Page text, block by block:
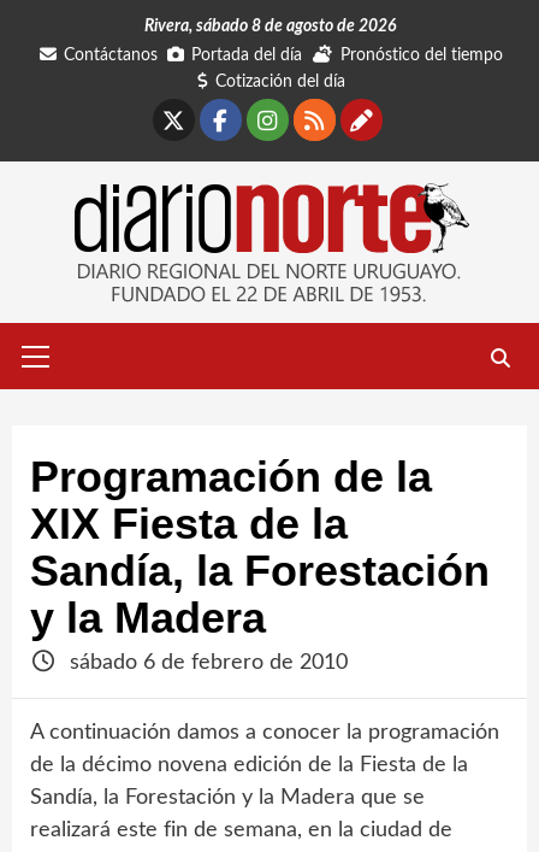
Rivera, sábado 8 de agosto de 2026
Contáctanos
Portada del día
Pronóstico del tiempo
Cotización del día
Facebook
Instagram
RSSContáctanos
primario
Programación de la
XIX Fiesta de la
Sandía, la Forestación
y la Madera
sábado 6 de febrero de 2010
A continuación damos a conocer la programación
de la décimo novena edición de la Fiesta de la
Sandía, la Forestación y la Madera que se
realizará este fin de semana, en la ciudad de